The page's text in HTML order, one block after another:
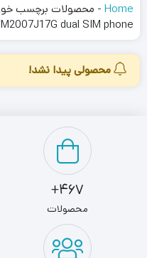
Home
-
M2007J17G dual SIM phone"
محصولی پیدا نشد!
467+
محصولات